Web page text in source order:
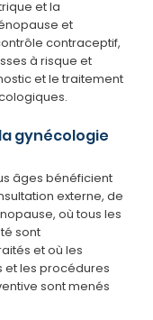
et la
et
contraceptif,
à risque et
et le traitement
gynécologie
âges bénéficient
externe, de
où tous les
sont
et où les
et les procédures
sont menés